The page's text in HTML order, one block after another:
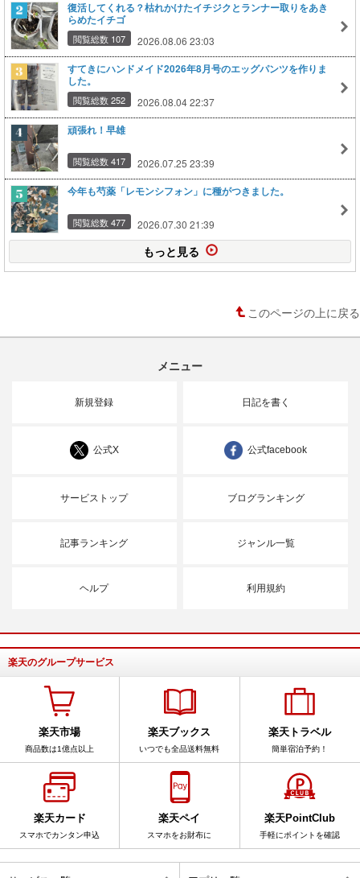
復活してくれる？枯れかけたイチジクとランナー取りをあき
らめたイチゴ
閲覧総数 107 2026.08.06 23:03
すてきにハンドメイド2026年8月号のエッグパンツを作りま
した。
閲覧総数 252 2026.08.04 22:37
頑張れ！早雄
閲覧総数 417 2026.07.25 23:39
今年も芍薬「レモンシフォン」に種がつきました。
閲覧総数 477 2026.07.30 21:39
もっと見る
このページの上に戻る
メニュー
新規登録 日記を書く
公式X 公式facebook
サービストップ ブログランキング
記事ランキング ジャンル一覧
ヘルプ 利用規約
楽天のグループサービス
楽天市場
商品数は1億点以上
楽天ブックス
いつでも全品送料無料
楽天トラベル
簡単宿泊予約！
楽天カード
スマホでカンタン申込
楽天ペイ
スマホをお財布に
楽天PointClub
手軽にポイントを確認